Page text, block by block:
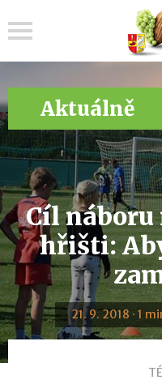
Aktuálně
Cíl náboru
hřišti:
21. 9. 2018 · 1